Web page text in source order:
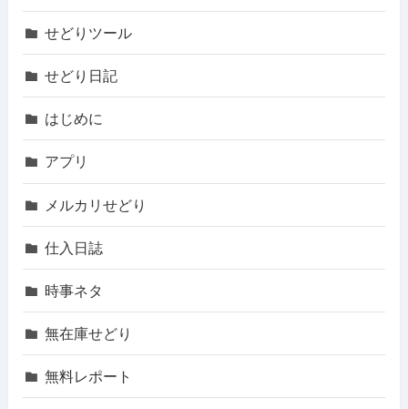
せどりツール
せどり日記
はじめに
アプリ
メルカリせどり
仕入日誌
時事ネタ
無在庫せどり
無料レポート